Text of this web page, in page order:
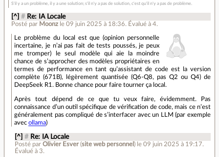
S'il y a un problème, il y a une solution; s'il n'y a pas de solution, c'est qu'il n'y a pas de problème.
[^] # Re: IA Locale
Posté par Moonz le 09 juin 2025 à 18:36. Évalué à4.
Le problème du local est que (opinion personnelle
incertaine, je n’ai pas fait de tests poussés, je peux
me tromper) le seul modèle qui aie la moindre
chance de s’approcher des modèles propriétaires en
termes de performance en tant qu’assistant de code est la version
complète (671B), légèrement quantisée (Q6-Q8, pas Q2 ou Q4) de
DeepSeek R1. Bonne chance pour faire tourner ça local.
Après tout dépend de ce que tu veux faire, évidemment. Pas
connaissance d’un outil spécifique de vérification de code, mais ce n’est
généralement pas compliqué de s’interfacer avec un LLM (par exemple
avecollama)
[^] # Re: IA Locale
Posté par Olivier Esver(site web personnel ) le 09 juin 2025 à 19:17.
Évalué à 3.